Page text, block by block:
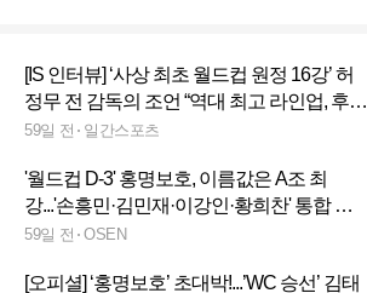
[IS 인터뷰] ‘사상 최초 월드컵 원정 16강’ 허
정무 전 감독의 조언 “역대 최고 라인업, 후회
없이 뛰길”
59일 전 일간스포츠
'월드컵 D-3' 홍명보호, 이름값은 A조 최
강...'손흥민·김민재·이강인·황희찬' 통합 베
스트11 선정→멕시코와 공동 1위
59일 전 OSEN
[오피셜] ‘홍명보호’ 초대박!...’WC 승선’ 김태